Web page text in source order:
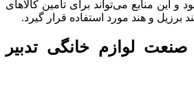
و این منابع می‌تواند برای تامین کالاهای
برزیل و هند مورد استفاده قرار گیرد.
صنعت لوازم خانگی تدبیر